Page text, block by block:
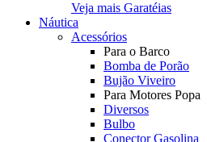
Veja mais Garatéias
Náutica
Acessórios
Para o Barco
Bomba de Porão
Bujão Viveiro
Para Motores Popa
Diversos
Bulbo
Conector Gasolina